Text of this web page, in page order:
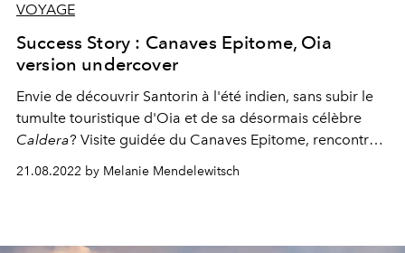
VOYAGE
Success Story : Canaves Epitome, Oia
version undercover
Envie de découvrir Santorin à l'été indien, sans subir le
tumulte touristique d'Oia et de sa désormais célèbre
Caldera? Visite guidée du Canaves Epitome, rencontre
au sommet du luxe et de l'intimité.
21.08.2022 by Melanie Mendelewitsch